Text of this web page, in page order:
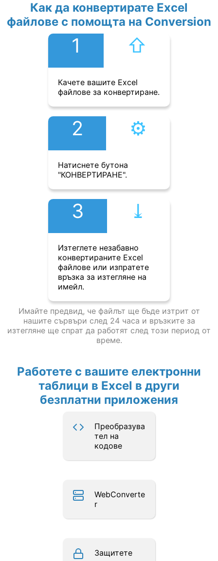
Как да конвертирате Excel
файлове с помощта на Conversion
1 ⇧︎
Качете вашите Excel
файлове за конвертиране.
2 ⚙︎
Натиснете бутона
"КОНВЕРТИРАНЕ".
3 ⤓︎
Изтеглете незабавно
конвертираните Excel
файлове или изпратете
връзка за изтегляне на
имейл.
Имайте предвид, че файлът ще бъде изтрит от
нашите сървъри след 24 часа и връзките за
изтегляне ще спрат да работят след този период от
време.
Работете с вашите електронни
таблици в Excel в други
безплатни приложения
Преобразува
тел на
кодове
WebConverte
r
Защитете